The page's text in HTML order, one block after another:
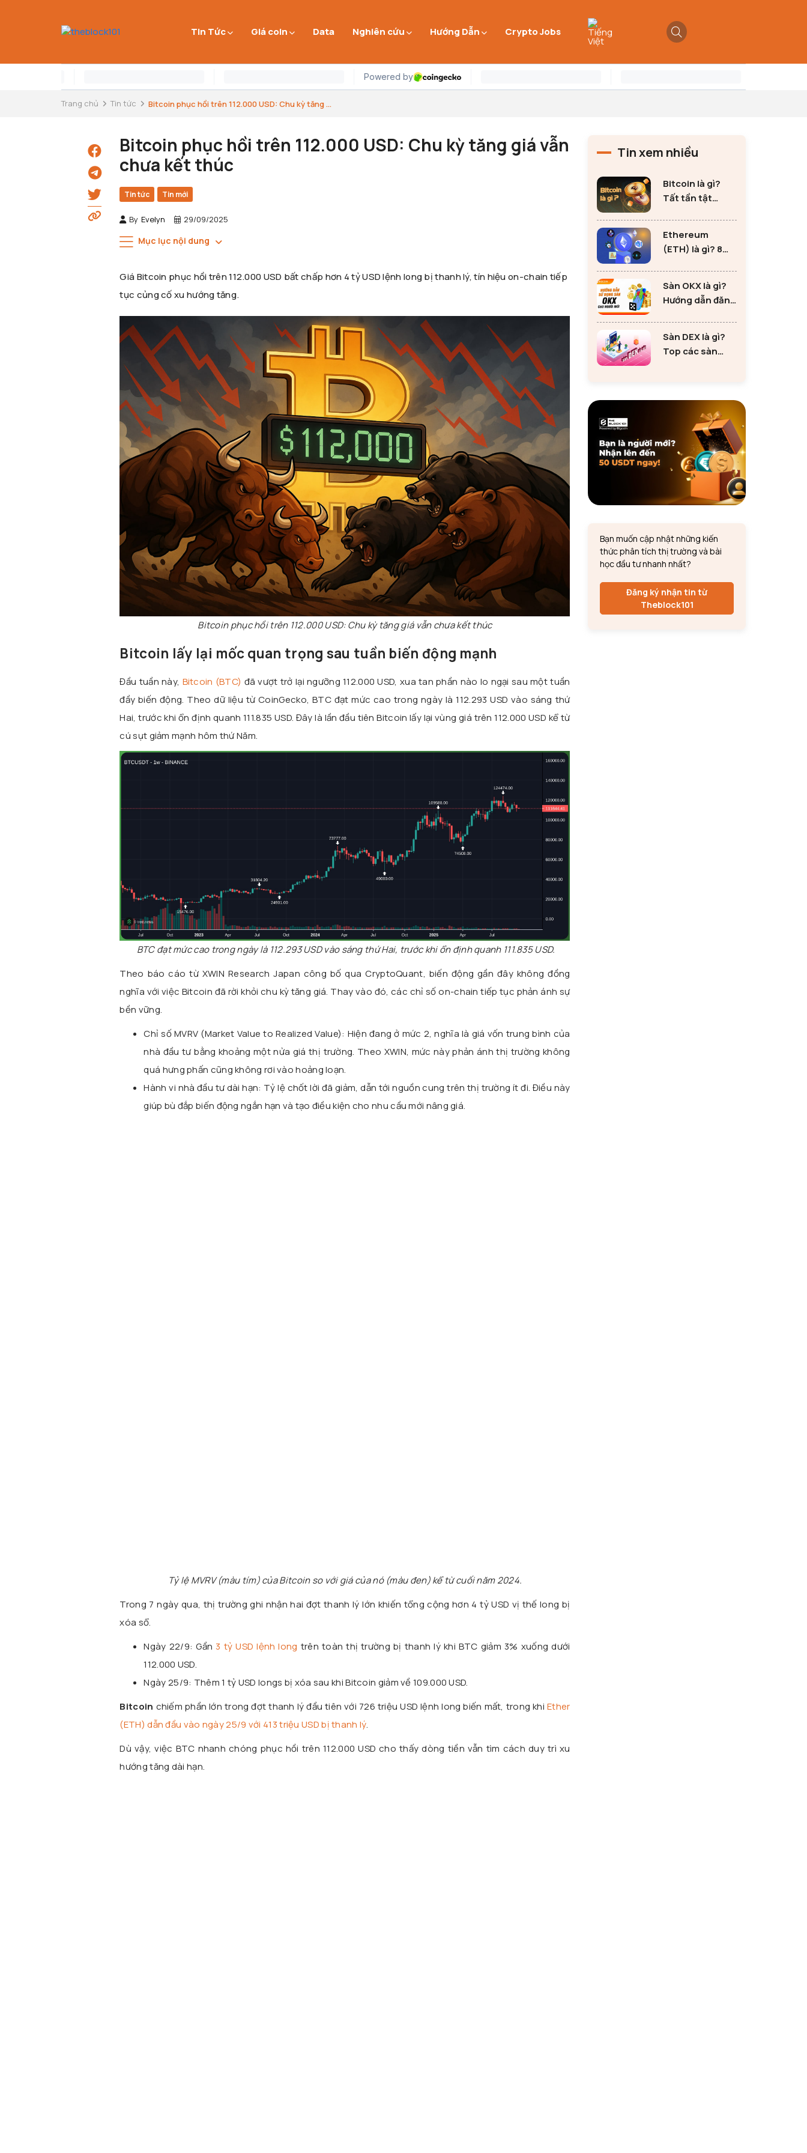
Tin Tức Giá coin Data Nghiên cứu Hướng Dẫn Crypto Jobs
Trang chủ Tin tức Bitcoin phục hồi trên 112.000 USD: Chu kỳ tăng ...
Bitcoin phục hồi trên 112.000 USD: Chu kỳ tăng giá vẫn
chưa kết thúc
Tin tức Tin mới
By Evelyn 29/09/2025
Mục lục nội dung
Giá Bitcoin phục hồi trên 112.000 USD bất chấp hơn 4 tỷ USD lệnh long bị thanh lý, tín hiệu on-chain tiếp
tục củng cố xu hướng tăng.
Bitcoin phục hồi trên 112.000 USD: Chu kỳ tăng giá vẫn chưa kết thúc
Bitcoin lấy lại mốc quan trọng sau tuần biến động mạnh
Đầu tuần này, Bitcoin (BTC) đã vượt trở lại ngưỡng 112.000 USD, xua tan phần nào lo ngại sau một tuần
đầy biến động. Theo dữ liệu từ CoinGecko, BTC đạt mức cao trong ngày là 112.293 USD vào sáng thứ
Hai, trước khi ổn định quanh 111.835 USD. Đây là lần đầu tiên Bitcoin lấy lại vùng giá trên 112.000 USD kể từ
cú sụt giảm mạnh hôm thứ Năm.
BTC đạt mức cao trong ngày là 112.293 USD vào sáng thứ Hai, trước khi ổn định quanh 111.835 USD.
Theo báo cáo từ XWIN Research Japan công bố qua CryptoQuant, biến động gần đây không đồng
nghĩa với việc Bitcoin đã rời khỏi chu kỳ tăng giá. Thay vào đó, các chỉ số on-chain tiếp tục phản ánh sự
bền vững.
Chỉ số MVRV (Market Value to Realized Value): Hiện đang ở mức 2, nghĩa là giá vốn trung bình của
nhà đầu tư bằng khoảng một nửa giá thị trường. Theo XWIN, mức này phản ánh thị trường không
quá hưng phấn cũng không rơi vào hoảng loạn.
Hành vi nhà đầu tư dài hạn: Tỷ lệ chốt lời đã giảm, dẫn tới nguồn cung trên thị trường ít đi. Điều này
giúp bù đắp biến động ngắn hạn và tạo điều kiện cho nhu cầu mới nâng giá.
Tỷ lệ MVRV (màu tím) của Bitcoin so với giá của nó (màu đen) kể từ cuối năm 2024.
Trong 7 ngày qua, thị trường ghi nhận hai đợt thanh lý lớn khiến tổng cộng hơn 4 tỷ USD vị thế long bị
xóa sổ.
Ngày 22/9: Gần 3 tỷ USD lệnh long trên toàn thị trường bị thanh lý khi BTC giảm 3% xuống dưới
112.000 USD.
Ngày 25/9: Thêm 1 tỷ USD longs bị xóa sau khi Bitcoin giảm về 109.000 USD.
Bitcoin chiếm phần lớn trong đợt thanh lý đầu tiên với 726 triệu USD lệnh long biến mất, trong khi Ether
(ETH) dẫn đầu vào ngày 25/9 với 413 triệu USD bị thanh lý.
Dù vậy, việc BTC nhanh chóng phục hồi trên 112.000 USD cho thấy dòng tiền vẫn tìm cách duy trì xu
hướng tăng dài hạn.
Tin xem nhiều
Bitcoin là gì?
Tất tần tật
Bitcoin
Ethereum
(ETH) là gì? 8
tư Ethereum
Sàn OKX là gì?
Hướng dẫn đăng
mới
Sàn DEX là gì?
Top các sàn
Bạn muốn cập nhật những kiến
thức phân tích thị trường và bài
học đầu tư nhanh nhất?
Đăng ký nhận tin từ
Theblock101